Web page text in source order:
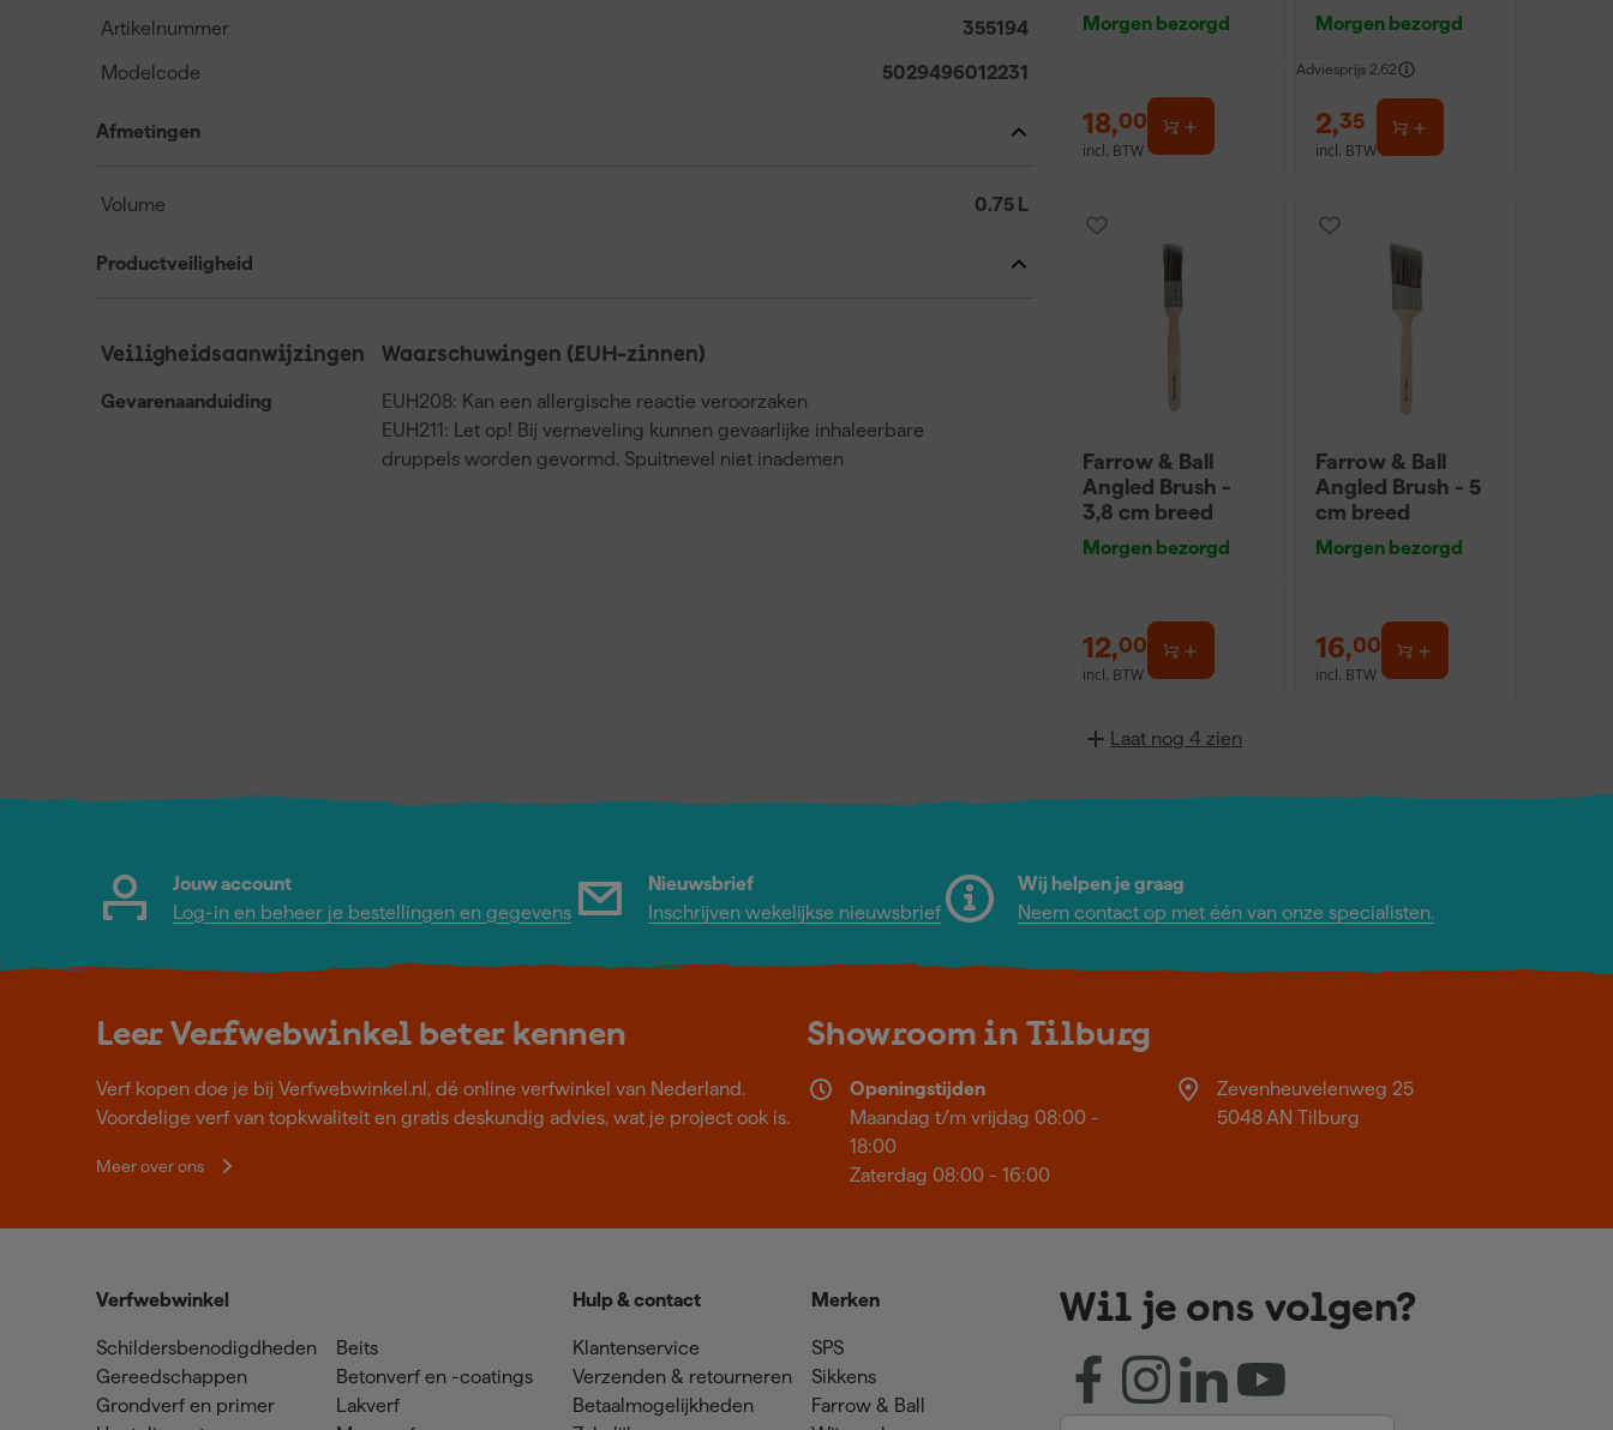
Artikelnummer 355194
Modelcode 5029496012231
Afmetingen
Volume 0.75 L
Productveiligheid
Veiligheidsaanwijzingen
Gevarenaanduiding
Waarschuwingen (EUH-zinnen)
EUH208: Kan een allergische reactie veroorzaken
EUH211: Let op! Bij verneveling kunnen gevaarlijke inhaleerbare
druppels worden gevormd. Spuitnevel niet inademen
Morgen bezorgd
18,00
incl. BTW
10cm
Morgen bezorgd
Adviesprijs 2,62
2,35
incl. BTW
Farrow & Ball
Angled Brush -
3,8 cm breed
Morgen bezorgd
12,00
incl. BTW
Farrow & Ball
Angled Brush - 5
cm breed
Morgen bezorgd
16,00
incl. BTW
Laat nog 4 zien
Jouw account
Log-in en beheer je bestellingen en gegevens
Nieuwsbrief
Inschrijven wekelijkse nieuwsbrief
Wij helpen je graag
Neem contact op met één van onze specialisten.
Leer Verfwebwinkel beter kennen
Verf kopen doe je bij Verfwebwinkel.nl, dé online verfwinkel van Nederland.
Voordelige verf van topkwaliteit en gratis deskundig advies, wat je project ook is.
Meer over ons
Showroom in Tilburg
Openingstijden
Maandag t/m vrijdag 08:00 -
18:00
Zaterdag 08:00 - 16:00
Zevenheuvelenweg 25
5048 AN Tilburg
Verfwebwinkel
Schildersbenodigdheden
Gereedschappen
Grondverf en primer
Beits
Betonverf en -coatings
Lakverf
Hulp & contact
Klantenservice
Verzenden & retourneren
Betaalmogelijkheden
Merken
SPS
Sikkens
Farrow & Ball
Wil je ons volgen?